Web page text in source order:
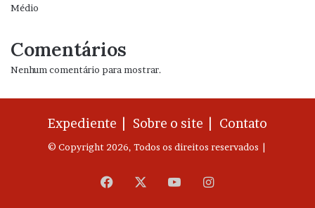
Médio
Comentários
Nenhum comentário para mostrar.
Expediente | Sobre o site | Contato
© Copyright 2026, Todos os direitos reservados |
Facebook YouTubeInstagram